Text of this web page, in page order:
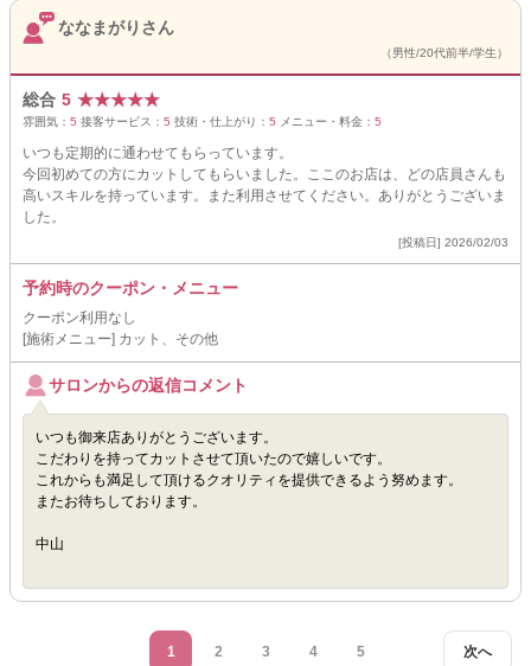
ななまがりさん
（男性/20代前半/学生）
総合 5 ★★★★★
雰囲気： 5 接客サービス： 5 技術・仕上がり： 5 メニュー・料金： 5
いつも定期的に通わせてもらっています。
今回初めての方にカットしてもらいました。ここのお店は、どの店員さんも
高いスキルを持っています。また利用させてください。ありがとうございま
した。
[投稿日] 2026/02/03
予約時のクーポン・メニュー
クーポン利用なし
[施術メニュー] カット、その他
サロンからの返信コメント
いつも御来店ありがとうございます。
こだわりを持ってカットさせて頂いたので嬉しいです。
これからも満足して頂けるクオリティを提供できるよう努めます。
またお待ちしております。
中山
次へ
1 2 3 4 5